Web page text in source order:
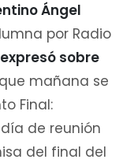
Ángel
por Radio
sobre
mañana se
Final:
de reunión
del final del